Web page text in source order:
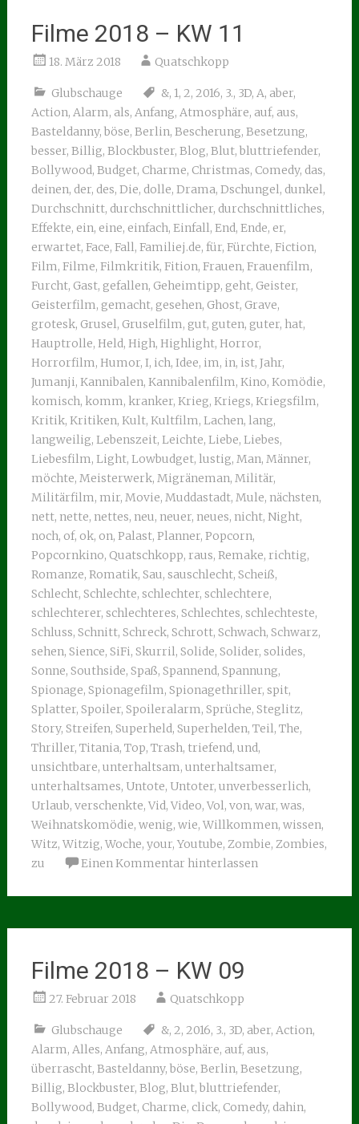
Filme 2018 – KW 11
18. März 2018 Quatschkopp
Glubschauge &, 1, 2, 2016, 3., 3D, A, aber,
Action, Alarm, als, Anfang, Atmosphäre, auf, aus,
Basteldanny, böse, Berlin, Bescherung, Besetzung,
besser, Billig, Blockbuster, Blog, Blut, bluttriefender,
Bollywood, Budget, Charme, Christmas, Comedy, das,
deinen, der, des, Die, dolle, Drama, Dschungel, dunkel,
Durchschnitt, durchschnittlicher, durchschnittliches,
Effekte, ein, eine, einfach, Einfall, End, Ende, er,
erwartet, Face, Fall, Familiej.de, für, Fürchte, Fiction,
Film, Filme, Filmkritik, Fition, Frauen, Frauenfilm,
Furcht, Gast, gefallen, Geheimtipp, geht, Geister,
Geisterfilm, gemacht, gesehen, Ghost, Grave,
grotesk, Grusel, Gruselfilm, gut, guten, guter, hat,
Hauptrolle, Held, High, Highlight, Horror,
Horrorfilm, Humor, I, ich, Idee, im, in, ist, Jahr,
Jumanji, Kannibalen, Kannibalenfilm, Kino, Komödie,
komisch, komm, kranker, Krieg, Kriegs, Kriegsfilm,
Kritik, Kritiken, Kult, Kultfilm, Lachen, lang,
langweilig, Lebenszeit, Leichte, Liebe, Liebes,
Liebesfilm, Light, Lowbudget, lustig, Man, Männer,
möchte, Meisterwerk, Migräneman, Militär,
Militärfilm, mir, Movie, Muddastadt, Mule, nächsten,
nett, nette, nettes, neu, neuer, neues, nicht, Night,
noch, of, ok, on, Palast, Planner, Popcorn,
Popcornkino, Quatschkopp, raus, Remake, richtig,
Romanze, Romatik, Sau, sauschlecht, Scheiß,
Schlecht, Schlechte, schlechter, schlechtere,
schlechterer, schlechteres, Schlechtes, schlechteste,
Schluss, Schnitt, Schreck, Schrott, Schwach, Schwarz,
sehen, Sience, SiFi, Skurril, Solide, Solider, solides,
Sonne, Southside, Spaß, Spannend, Spannung,
Spionage, Spionagefilm, Spionagethriller, spit,
Splatter, Spoiler, Spoileralarm, Sprüche, Steglitz,
Story, Streifen, Superheld, Superhelden, Teil, The,
Thriller, Titania, Top, Trash, triefend, und,
unsichtbare, unterhaltsam, unterhaltsamer,
unterhaltsames, Untote, Untoter, unverbesserlich,
Urlaub, verschenkte, Vid, Video, Vol, von, war, was,
Weihnatskomödie, wenig, wie, Willkommen, wissen,
Witz, Witzig, Woche, your, Youtube, Zombie, Zombies,
zu
Einen Kommentar hinterlassen
Filme 2018 – KW 09
27. Februar 2018 Quatschkopp
Glubschauge &, 2, 2016, 3., 3D, aber, Action,
Alarm, Alles, Anfang, Atmosphäre, auf, aus,
überrascht, Basteldanny, böse, Berlin, Besetzung,
Billig, Blockbuster, Blog, Blut, bluttriefender,
Bollywood, Budget, Charme, click, Comedy, dahin,